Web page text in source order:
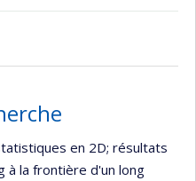
en 2D; résultats
à la frontière d'un long